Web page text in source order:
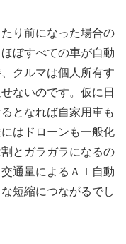
り前になった場合の
ぼすべての車が自動
クルマは個人所有す
ないのです。仮に日
となれば自家用車も
はドローンも一般化
とガラガラになるの
通量によるＡＩ自動
短縮につながるでし